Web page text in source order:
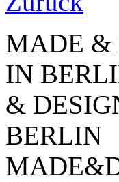
MADE &
IN
&
BERLIN